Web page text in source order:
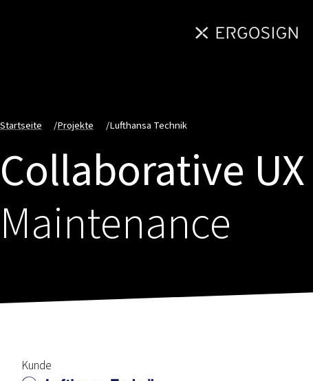
Startseite /Projekte /Lufthansa Technik
Collaborative
Maintenance
Kunde